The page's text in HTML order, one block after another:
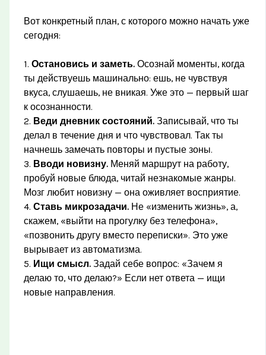
Вот конкретный план, с которого можно начать уже
сегодня:
1.Остановись и заметь. Осознай моменты, когда
ты действуешь машинально: ешь, не чувствуя
вкуса, слушаешь, не вникая. Уже это — первый шаг
к осознанности.
2. Веди дневник состояний. Записывай, что ты
делал в течение дня и что чувствовал. Так ты
начнешь замечать повторы и пустые зоны.
3. Вводи новизну. Меняй маршрут на работу,
пробуй новые блюда, читай незнакомые жанры.
Мозг любит новизну — она оживляет восприятие.
4.Ставь микрозадачи. Не «изменить жизнь», а,
скажем, «выйти на прогулку без телефона»,
«позвонить другу вместо переписки». Это уже
вырывает из автоматизма.
5. Ищи смысл. Задай себе вопрос: «Зачем я
делаю то, что делаю?» Если нет ответа — ищи
новые направления.